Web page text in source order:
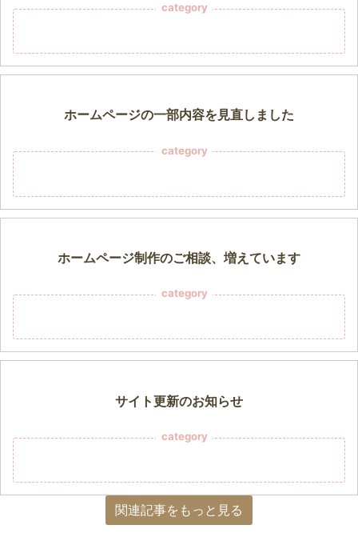
category
ホームページの一部内容を見直しました
category
ホームページ制作のご相談、増えています
category
サイト更新のお知らせ
category
関連記事をもっと見る